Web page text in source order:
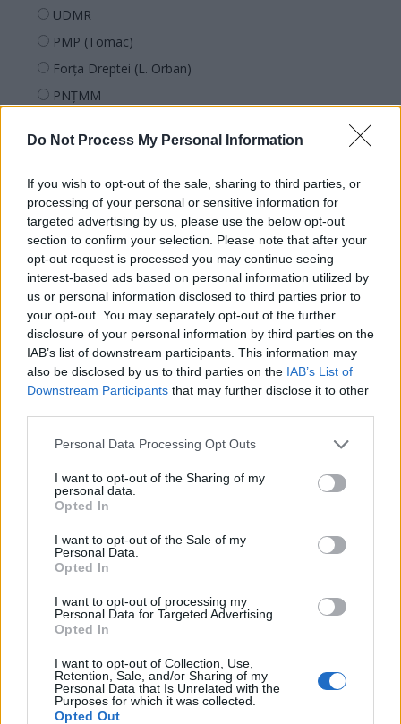
Do Not Process My Personal Information
If you wish to opt-out of the sale, sharing to third parties, or
processing of your personal or sensitive information for
targeted advertising by us, please use the below opt-out
section to confirm your selection. Please note that after your
opt-out request is processed you may continue seeing
interest-based ads based on personal information utilized by
us or personal information disclosed to third parties prior to
your opt-out. You may separately opt-out of the further
disclosure of your personal information by third parties on the
IAB’s list of downstream participants. This information may
also be disclosed by us to third parties on the IAB’s List of
Downstream Participants that may further disclose it to other
Personal Data Processing Opt Outs
I want to opt-out of the Sharing of my
personal data.
Opted In
I want to opt-out of the Sale of my
Personal Data.
Opted In
I want to opt-out of processing my
Personal Data for Targeted Advertising.
Opted In
I want to opt-out of Collection, Use,
Retention, Sale, and/or Sharing of my
Personal Data that Is Unrelated with the
Purposes for which it was collected.
Opted Out
UDMR
PMP (Tomac)
Forța Dreptei (L. Orban)
PNȚMM
SENS
SOS (Șoșoacă)
POT (Gavrilă)
PACE (Peia)
Acțiunea Conservatoare (Târziu)
PDF (Lazarus)
PUSL (D. Voiculescu)
PNȚCD (Pavelescu)
PNCR (Terheș)
Partidul Patrioților (Surugiu)
FAR (Coarnă)
România pe Primul Loc (Ponta)
Altul
Arată rezultatele